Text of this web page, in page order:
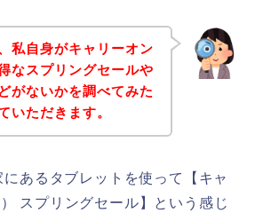
私自身がキャリーオン
なスプリングセールや
がないかを調べてみた
いただきます。
あるタブレットを使って【キャ
スプリングセール】という感じ